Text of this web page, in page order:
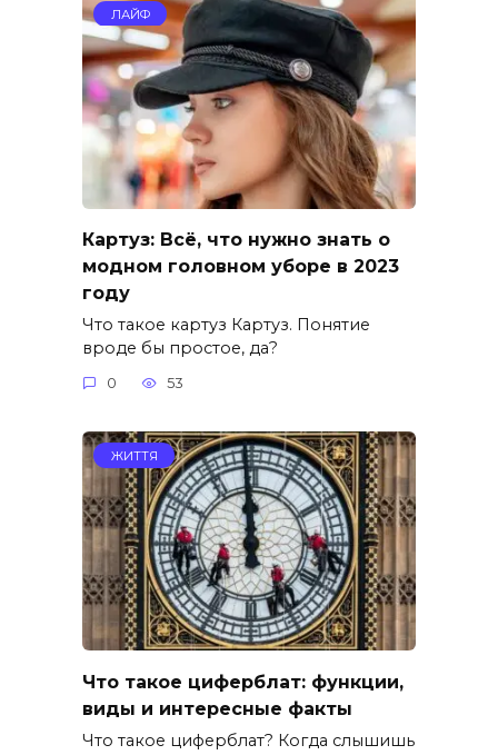
ЛАЙФ
Картуз: Всё, что нужно знать о
модном головном уборе в 2023
году
Что такое картуз Картуз. Понятие
вроде бы простое, да?
0 53
ЖИТТЯ
Что такое циферблат: функции,
виды и интересные факты
Что такое циферблат? Когда слышишь